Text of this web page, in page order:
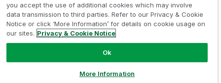
法的規約 / プライバシーとクッキー通知 / 商標 /
Trust / 利用規約 / 個人情報取り扱い申請
© 1993-2026 QlikTech International
AB, All Rights Reserved
you accept the use of additional cookies which may involve
data transmission to third parties. Refer to our Privacy & Cookie
Notice or click ‘More Information’ for details on cookie usage on
our sites. Privacy & Cookie Notice
Ok
More Information